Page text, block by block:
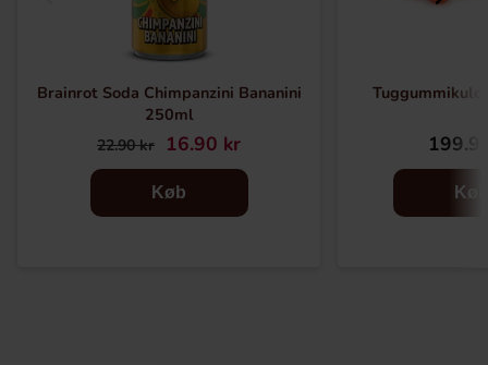
Brainrot Soda Chimpanzini Bananini
250ml
22.90 kr 16.90 kr
Køb Køb